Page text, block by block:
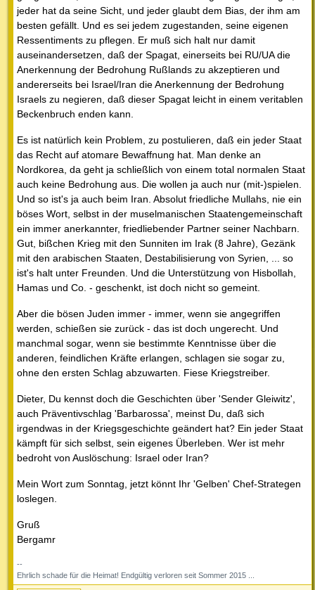
jeder hat da seine Sicht, und jeder glaubt dem Bias, der ihm am
besten gefällt. Und es sei jedem zugestanden, seine eigenen
Ressentiments zu pflegen. Er muß sich halt nur damit
auseinandersetzen, daß der Spagat, einerseits bei RU/UA die
Anerkennung der Bedrohung Rußlands zu akzeptieren und
andererseits bei Israel/Iran die Anerkennung der Bedrohung
Israels zu negieren, daß dieser Spagat leicht in einem veritablen
Beckenbruch enden kann.
Es ist natürlich kein Problem, zu postulieren, daß ein jeder Staat
das Recht auf atomare Bewaffnung hat. Man denke an
Nordkorea, da geht ja schließlich von einem total normalen Staat
auch keine Bedrohung aus. Die wollen ja auch nur (mit-)spielen.
Und so ist's ja auch beim Iran. Absolut friedliche Mullahs, nie ein
böses Wort, selbst in der muselmanischen Staatengemeinschaft
ein immer anerkannter, friedliebender Partner seiner Nachbarn.
Gut, bißchen Krieg mit den Sunniten im Irak (8 Jahre), Gezänk
mit den arabischen Staaten, Destabilisierung von Syrien, ... so
ist's halt unter Freunden. Und die Unterstützung von Hisbollah,
Hamas und Co. - geschenkt, ist doch nicht so gemeint.
Aber die bösen Juden immer - immer, wenn sie angegriffen
werden, schießen sie zurück - das ist doch ungerecht. Und
manchmal sogar, wenn sie bestimmte Kenntnisse über die
anderen, feindlichen Kräfte erlangen, schlagen sie sogar zu,
ohne den ersten Schlag abzuwarten. Fiese Kriegstreiber.
Dieter, Du kennst doch die Geschichten über 'Sender Gleiwitz',
auch Präventivschlag 'Barbarossa', meinst Du, daß sich
irgendwas in der Kriegsgeschichte geändert hat? Ein jeder Staat
kämpft für sich selbst, sein eigenes Überleben. Wer ist mehr
bedroht von Auslöschung: Israel oder Iran?
Mein Wort zum Sonntag, jetzt könnt Ihr 'Gelben' Chef-Strategen
loslegen.
Gruß
Bergamr
--
Ehrlich schade für die Heimat! Endgültig verloren seit Sommer 2015 ...